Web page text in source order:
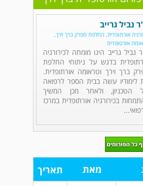
נביל גרייב
אורתופדית, החלפת מפרק ברך וירך,
אורטופדית
נביל גרייב הינו מומחה לכירורגיה
בדגש על ניתוחי החלפת
ברך וירך וטראומה אורתופדית.
לימודיו עשה בבית הספר לרפואה
הטכניון, ולאחר מכן המשיך
בכירורגיה אורתופדית במרכז
מאת תאריך